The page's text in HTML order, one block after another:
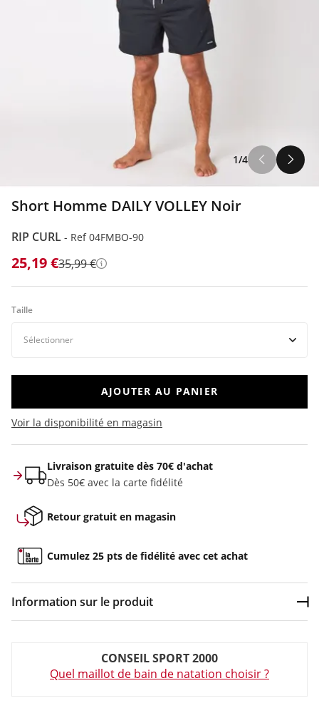
1/4
Short Homme DAILY VOLLEY Noir
RIP CURL - Ref 04FMBO-90
25,19 €35,99 € Détails
Taille
AJOUTER AU PANIER
Voir la disponibilité en magasin
Livraison gratuite dès 70€ d'achat
Dès 50€ avec la carte fidélité
Retour gratuit en magasin
Cumulez 25 pts de fidélité avec cet achat
Information sur le produit
Composition :
86 % Polyester , 14 % Élasthanne
CONSEIL SPORT 2000
Quel maillot de bain de natation choisir ?